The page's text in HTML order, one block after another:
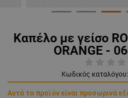
Καπέλο με γείσο
ORANGE -
Κωδικός καταλόγου:
Αυτό το προϊόν είναι προσωρινά